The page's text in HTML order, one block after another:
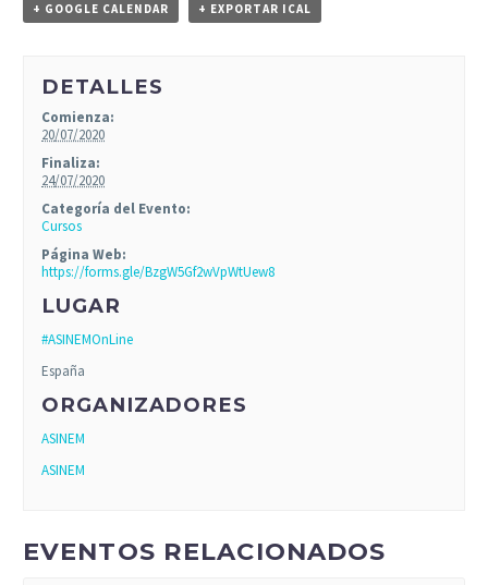
+ GOOGLE CALENDAR + EXPORTAR ICAL
DETALLES
Comienza:
20/07/2020
Finaliza:
24/07/2020
Categoría del Evento:
Cursos
Página Web:
https://forms.gle/BzgW5Gf2wVpWtUew8
LUGAR
#ASINEMOnLine
España
ORGANIZADORES
ASINEM
ASINEM
EVENTOS RELACIONADOS